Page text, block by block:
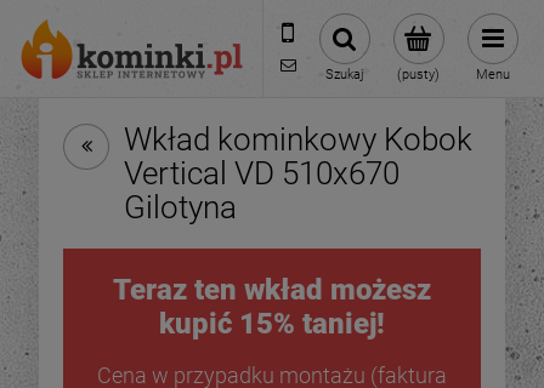
601954074
biuro@ikominki.pl
(pusty)
Szukaj Menu
Wkład kominkowy Kobok
Vertical VD 510x670
Gilotyna
Teraz ten wkład możesz
kupić 15% taniej!
Cena w przypadku montażu (faktura